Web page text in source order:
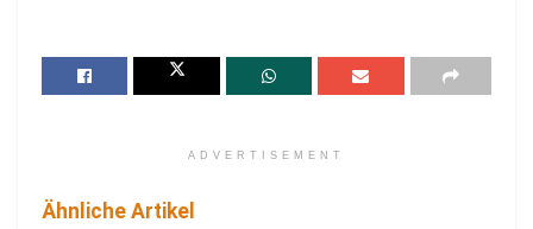
ADVERTISEMENT
Ähnliche Artikel